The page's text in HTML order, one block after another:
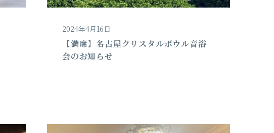
2024年4月16日
【満席】名古屋クリスタルボウル音浴
会のお知らせ